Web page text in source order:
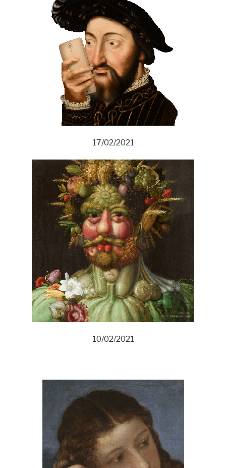
17/02/2021
10/02/2021